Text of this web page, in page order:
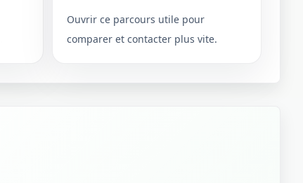
Ouvrir ce parcours utile pour
comparer et contacter plus vite.